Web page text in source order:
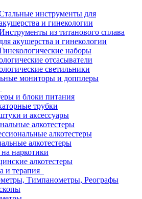
инструменты для
и гинекологии
из титанового сплава
для акушерства и гинекологии
наборы
отсасыватели
светильники
мониторы и допплеры
и блоки питания
трубки
и аксессуары
алкотестеры
алкотестеры
алкотестеры
наркотики
алкотестеры
и терапия
Тимпанометры, Реографы